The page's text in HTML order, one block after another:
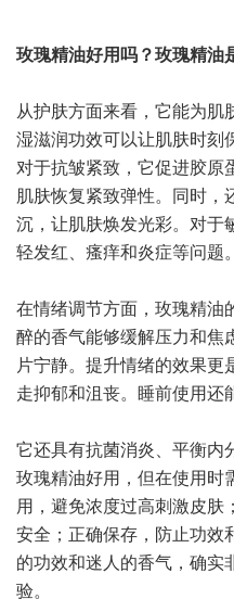
玫瑰精油好用吗？玫瑰精油
从护肤方面来看，它能为肌
湿滋润功效可以让肌肤时刻
对于抗皱紧致，它促进胶原
肌肤恢复紧致弹性。同时，
沉，让肌肤焕发光彩。对于
轻发红、瘙痒和炎症等问题。
在情绪调节方面，玫瑰精油
醉的香气能够缓解压力和焦
片宁静。提升情绪的效果
走抑郁和沮丧。睡前使用还
它还具有抗菌消炎、平衡内
玫瑰精油好用，但在使用时
用，避免浓度过高刺激皮肤
安全；正确保存，防止功效
的功效和迷人的香气，确实
验。